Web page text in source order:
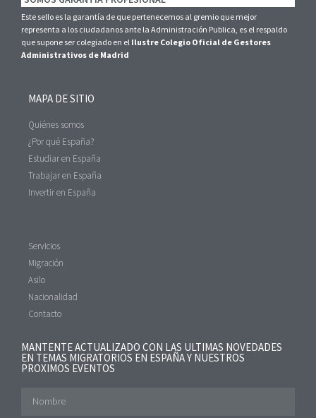
Este sello es la garantía de que pertenecemos al gremio que mejor
representa a los ciudadanos ante la Administración Publica, es el respaldo
que supone ser colegiado en el Ilustre Colegio Oficial de Gestores
Administrativos de Madrid
MAPA DE SITIO
Quiénes somos
¿Por qué España?
Estudiar en España
Trabajar en España
Invertir en España
Servicios
Migración
Asilo
Nacionalidad
Contacto
MANTENTE ACTUALIZADO CON LAS ULTIMAS NOVEDADES
EN TEMAS MIGRATORIOS EN ESPAÑA Y NUESTROS
PROXIMOS EVENTOS